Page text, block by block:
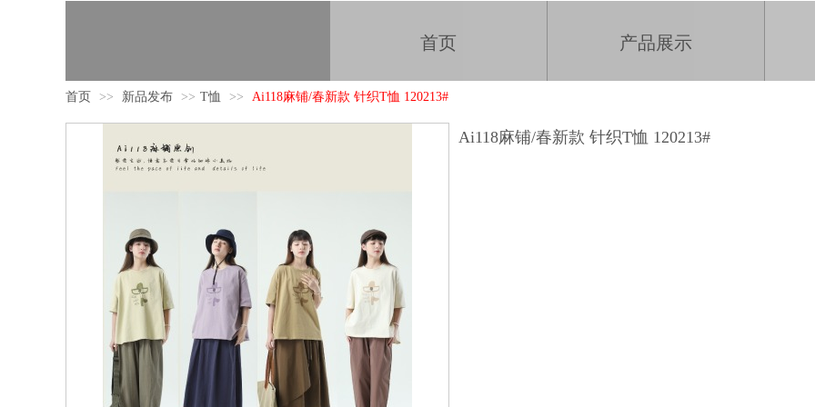
首页 产品展示
首页 >> 新品发布 >> T恤 >> Ai118麻铺/春新款 针织T恤 120213#
Ai118麻铺/春新款 针织T恤 120213#